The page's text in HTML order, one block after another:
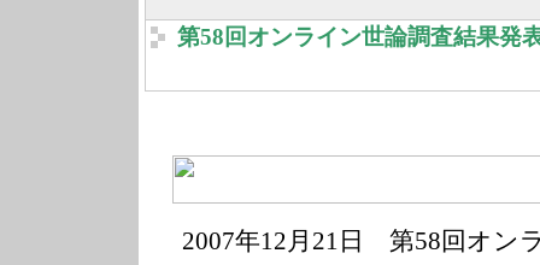
第58回オンライン世論調査結果発
2007年12月21 日 第58回オン